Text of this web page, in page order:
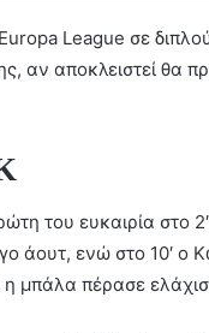
League σε
αν αποκλειστεί θα
του ευκαιρία στο
άουτ, ενώ στο 10′ ο
η μπάλα πέρασε